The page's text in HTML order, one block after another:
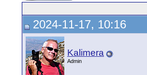
2024-11-17, 10:16
Kalimera
Admin